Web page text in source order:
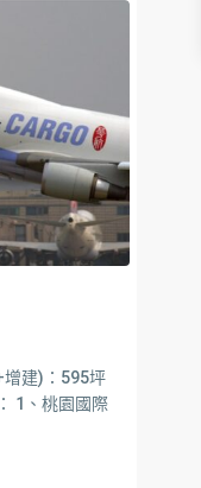
建)：595坪
1、桃園國際